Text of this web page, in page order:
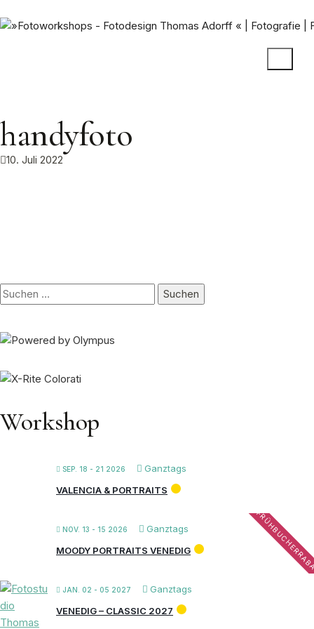
handyfoto
10. Juli 2022
Suchen
nach:
Workshop
SEP. 18 - 21 2026
Ganztags
VALENCIA & PORTRAITS
NOV. 13 - 15 2026 Ganztags
MOODY PORTRAITS VENEDIG
JAN. 02 - 05 2027
Ganztags
VENEDIG – CLASSIC 2027